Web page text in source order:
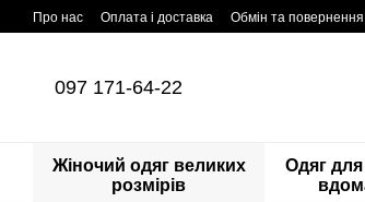
Перейти до основного контенту
Про нас Оплата і доставка Обмін та повернення
097 171-64-22
Жіночий одяг великих
розмірів
Одяг для